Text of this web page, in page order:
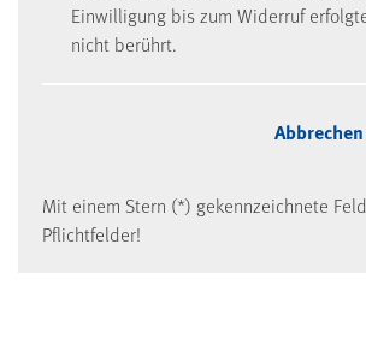
Einwilligung bis zum Widerruf
nicht berührt.
Mit einem Stern (*) gekennzeichnete
Pflichtfelder!